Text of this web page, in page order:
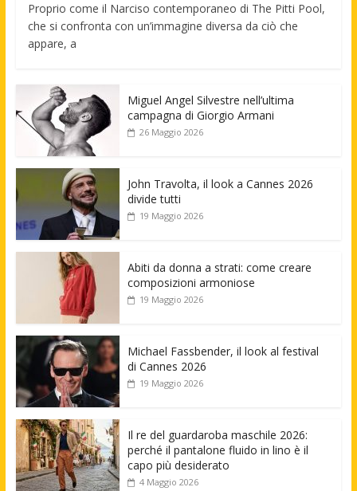
Proprio come il Narciso contemporaneo di The Pitti Pool,
che si confronta con un’immagine diversa da ciò che
appare, a
Miguel Angel Silvestre nell’ultima
campagna di Giorgio Armani
26 Maggio 2026
John Travolta, il look a Cannes 2026
divide tutti
19 Maggio 2026
Abiti da donna a strati: come creare
composizioni armoniose
19 Maggio 2026
Michael Fassbender, il look al festival
di Cannes 2026
19 Maggio 2026
Il re del guardaroba maschile 2026:
perché il pantalone fluido in lino è il
capo più desiderato
4 Maggio 2026